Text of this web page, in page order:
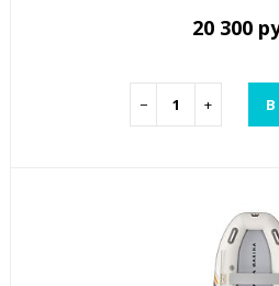
20 300
− +